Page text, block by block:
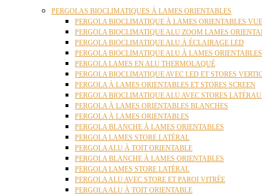
PERGOLAS BIOCLIMATIQUES À LAMES ORIENTABLES
PERGOLA BIOCLIMATIQUE À LAMES ORIENTABLES
PERGOLA BIOCLIMATIQUE ALU ZOOM LAMES
PERGOLA BIOCLIMATIQUE ALU À ÉCLAIRAGE LED
PERGOLA BIOCLIMATIQUE ALU À LAMES
PERGOLA LAMES EN ALU THERMOLAQUÉ
PERGOLA BIOCLIMATIQUE AVEC LED ET STORES
PERGOLA À LAMES ORIENTABLES ET STORES SCREEN
PERGOLA BIOCLIMATIQUE ALU AVEC STORES
PERGOLA À LAMES ORIENTABLES BLANCHES
PERGOLA À LAMES ORIENTABLES
PERGOLA BLANCHE À LAMES ORIENTABLES
PERGOLA LAMES STORE LATÉRAL
PERGOLA ALU À TOIT ORIENTABLE
PERGOLA BLANCHE À LAMES ORIENTABLES
PERGOLA LAMES STORE LATÉRAL
PERGOLA ALU AVEC STORE ET PAROI VITRÉE
PERGOLA ALU À TOIT ORIENTABLE